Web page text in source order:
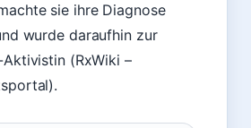
sie ihre Diagnose
wurde daraufhin zur
(RxWiki –